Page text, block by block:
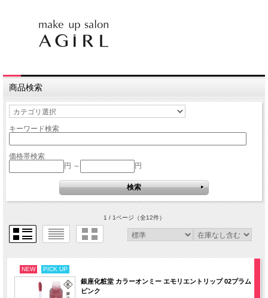
商品検索
キーワード検索
価格帯検索
円 ～
円
1 / 1ページ（全12件）
NEW PICK UP
銀座化粧堂 カラーオンミー エモリエントリップ 02プラム
ピンク